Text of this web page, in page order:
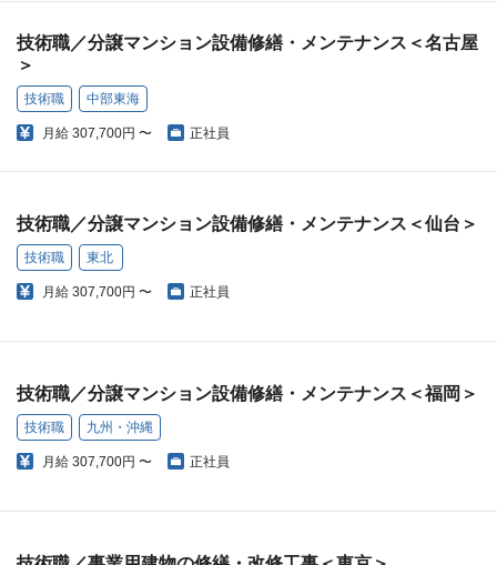
技術職／分譲マンション設備修繕・メンテナンス＜名古屋
＞
技術職 中部東海
月給 307,700円 〜 正社員
技術職／分譲マンション設備修繕・メンテナンス＜仙台＞
技術職 東北
月給 307,700円 〜 正社員
技術職／分譲マンション設備修繕・メンテナンス＜福岡＞
技術職 九州・沖縄
月給 307,700円 〜 正社員